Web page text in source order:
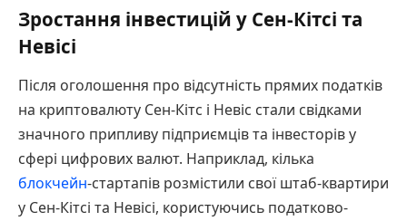
Зростання інвестицій у Сен-Кітсі та
Невісі
Після оголошення про відсутність прямих податків
на криптовалюту Сен-Кітс і Невіс стали свідками
значного припливу підприємців та інвесторів у
сфері цифрових валют. Наприклад, кілька
блокчейн-стартапів розмістили свої штаб-квартири
у Сен-Кітсі та Невісі, користуючись податково-